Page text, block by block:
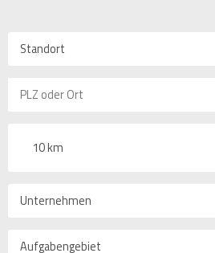
Standort
10 km
Unternehmen
Aufgabengebiet